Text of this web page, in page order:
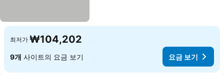
최저가 ₩104,202
9개 사이트의 요금 보기 요금 보기